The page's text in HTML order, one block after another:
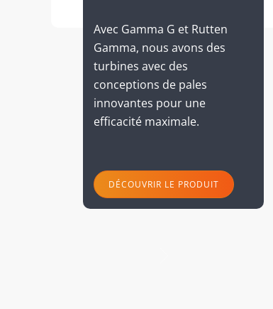
Avec Gamma G et Rutten
Gamma, nous avons des
turbines avec des
conceptions de pales
innovantes pour une
efficacité maximale.
DÉCOUVRIR LE PRODUIT